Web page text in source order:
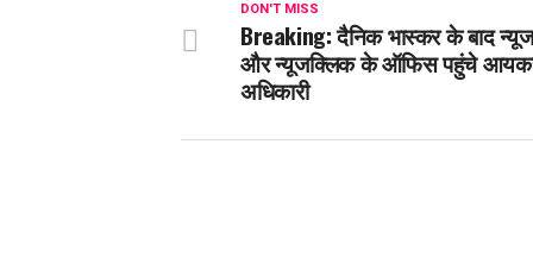
DON'T MISS
Breaking: दैनिक भास्कर के बाद
और न्यूजक्लिक के ऑफिस पहुंचे
अधिकारी